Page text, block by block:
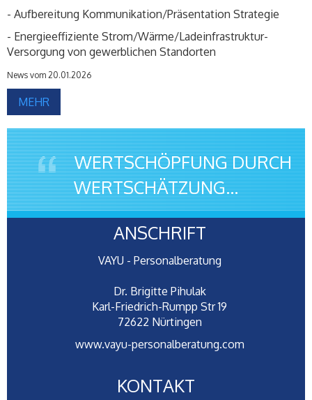
- Aufbereitung Kommunikation/Präsentation Strategie
- Energieeffiziente Strom/Wärme/Ladeinfrastruktur-
Versorgung von gewerblichen Standorten
News vom 20.01.2026
MEHR
WERTSCHÖPFUNG DURCH
WERTSCHÄTZUNG...
ANSCHRIFT
VAYU - Personalberatung
Dr. Brigitte Pihulak
Karl-Friedrich-Rumpp Str 19
72622 Nürtingen
www.vayu-personalberatung.com
KONTAKT